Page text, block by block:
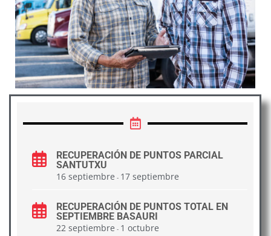
CARNETS POR PUNTOS
EMPRESAS
TACÓGRAFO
RECUPERACIÓN DE PUNTOS PARCIAL
SANTUTXU
16 septiembre - 17 septiembre
RECUPERACIÓN DE PUNTOS TOTAL EN
SEPTIEMBRE BASAURI
22 septiembre - 1 octubre